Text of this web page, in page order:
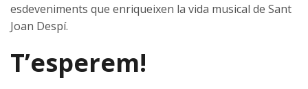
esdeveniments que enriqueixen la vida musical de Sant
Joan Despí.
T’esperem!